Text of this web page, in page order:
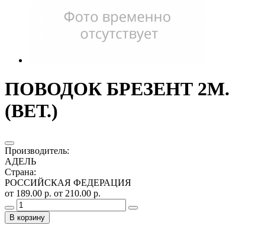
ПОВОДОК БРЕЗЕНТ 2М.
(ВЕТ.)
Производитель:
АДЕЛЬ
Страна:
РОССИЙСКАЯ ФЕДЕРАЦИЯ
от 189.00 р. от 210.00 р.
В корзину